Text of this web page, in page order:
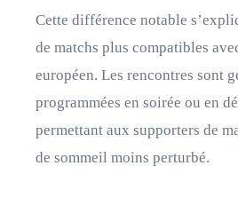
Cette différence notable
de matchs plus compatibles
européen. Les rencontres sont
programmées en soirée ou en
permettant aux supporters de
de sommeil moins perturbé.